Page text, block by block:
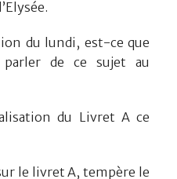
du lundi, est-ce que
de ce sujet au
du Livret A ce
le livret A, tempère le